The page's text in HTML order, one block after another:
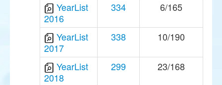
YearList
2016
334 6/165
YearList
2017
338 10/190
YearList
2018
299 23/168